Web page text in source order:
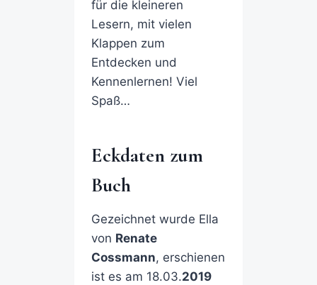
für die kleineren
Lesern, mit vielen
Klappen zum
Entdecken und
Kennenlernen! Viel
Spaß…
Eckdaten zum
Buch
Gezeichnet wurde Ella
von Renate
Cossmann, erschienen
ist es am 18.03.2019